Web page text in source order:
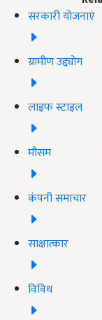
सरकारी योजनाएं
ग्रामीण उद्द्योग
लाइफ स्टाइल
मौसम
कंपनी समाचार
साक्षात्कार
विविध